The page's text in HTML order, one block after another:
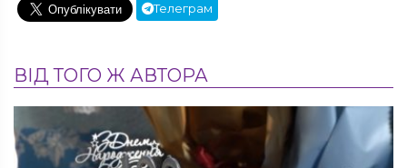
Телеграм
ВІД ТОГО Ж АВТОРА